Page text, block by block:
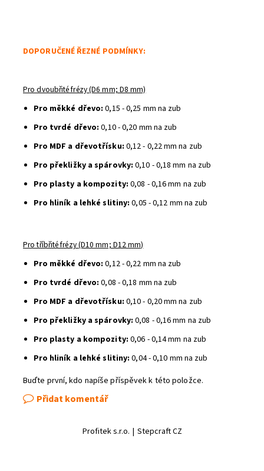
DOPORUČENÉ ŘEZNÉ PODMÍNKY:
Pro dvoubřité frézy (D6 mm; D8 mm)
Pro měkké dřevo: 0,15 - 0,25 mm na zub
Pro tvrdé dřevo: 0,10 - 0,20 mm na zub
Pro MDF a dřevotřísku: 0,12 - 0,22 mm na zub
Pro překližky a spárovky: 0,10 - 0,18 mm na zub
Pro plasty a kompozity: 0,08 - 0,16 mm na zub
Pro hliník a lehké slitiny: 0,05 - 0,12 mm na zub
Pro tříbřité frézy (D10 mm; D12 mm)
Pro měkké dřevo: 0,12 - 0,22 mm na zub
Pro tvrdé dřevo: 0,08 - 0,18 mm na zub
Pro MDF a dřevotřísku: 0,10 - 0,20 mm na zub
Pro překližky a spárovky: 0,08 - 0,16 mm na zub
Pro plasty a kompozity: 0,06 - 0,14 mm na zub
Pro hliník a lehké slitiny: 0,04 - 0,10 mm na zub
Buďte první, kdo napíše příspěvek k této položce.
Přidat komentář
Profitek s.r.o. | Stepcraft CZ